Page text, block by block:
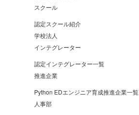
スクール
認定スクール紹介
学校法人
インテグレーター
認定インテグレーター一覧
推進企業
Python EDエンジニア育成推進企業一覧
人事部